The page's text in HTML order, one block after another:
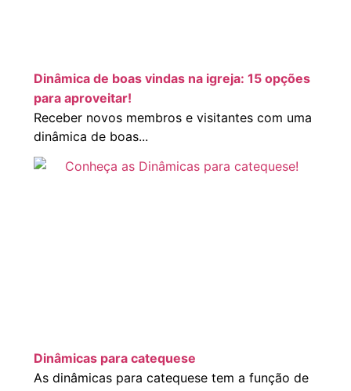
Dinâmica de boas vindas na igreja: 15 opções
para aproveitar!
Receber novos membros e visitantes com uma
dinâmica de boas...
Dinâmicas para catequese
As dinâmicas para catequese tem a função de